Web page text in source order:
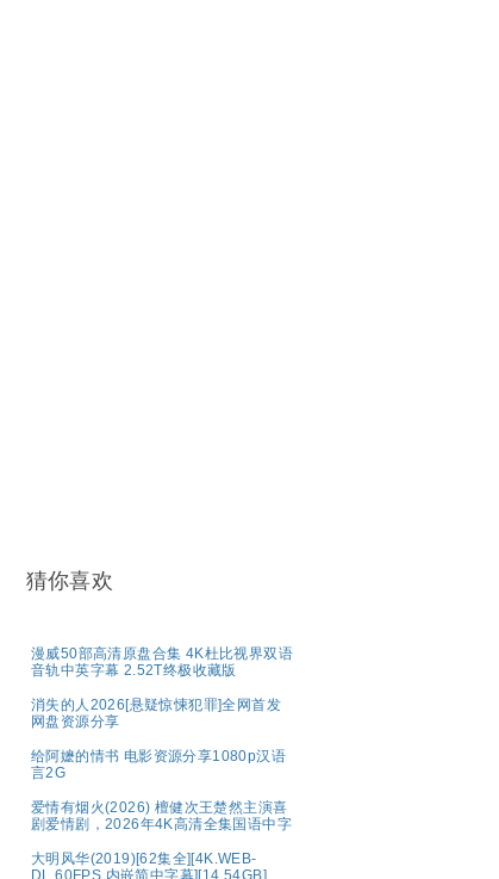
猜你喜欢
漫威50部高清原盘合集 4K杜比视界双语
音轨中英字幕 2.52T终极收藏版
消失的人2026[悬疑惊悚犯罪]全网首发
网盘资源分享
给阿嬷的情书 电影资源分享1080p汉语
言2G
爱情有烟火(2026) 檀健次王楚然主演喜
剧爱情剧，2026年4K高清全集国语中字
大明风华(2019)[62集全][4K.WEB-
DL.60FPS.内嵌简中字幕][14.54GB]